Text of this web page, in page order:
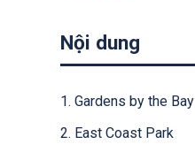
Nội dung
1. Gardens by the Bay
2. East Coast Park